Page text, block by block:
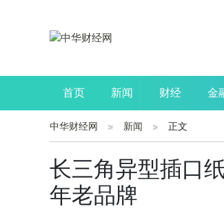
首页 新闻 财经 金
公司 生活 读书
中华财经网 新闻 正文
长三角异型插口
年老品牌